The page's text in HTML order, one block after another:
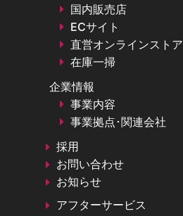
国内販売店
ECサイト
直営オンラインストア
在庫一掃
企業情報
事業内容
事業拠点･関連会社
採用
お問い合わせ
お知らせ
アフターサービス